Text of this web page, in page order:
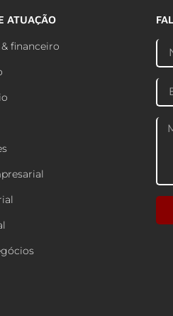
ATUAÇÃO
financeiro